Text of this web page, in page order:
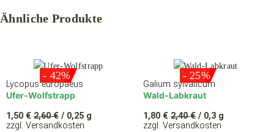
Ähnliche Produkte
- 42%
Lycopus europaeus
Ufer-Wolfstrapp
1,50 € 2,60€ / 0,25 g
zzgl. Versandkosten
- 25%
Galium sylvaticum
Wald-Labkraut
1,80 € 2,40€ / 0,3 g
zzgl. Versandkosten